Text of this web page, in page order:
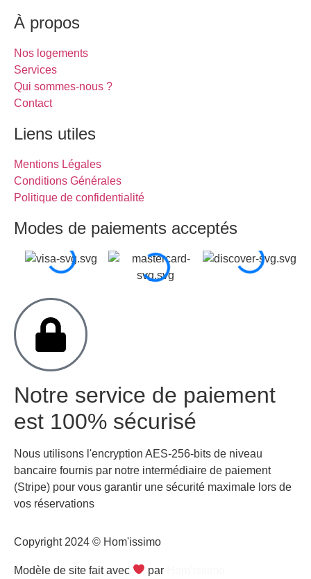
À propos
Nos logements
Services
Qui sommes-nous ?
Contact
Liens utiles
Mentions Légales
Conditions Générales
Politique de confidentialité
Modes de paiements acceptés
Notre service de paiement
est 100% sécurisé
Nous utilisons l'encryption AES-256-bits de niveau
bancaire fournis par notre intermédiaire de paiement
(Stripe) pour vous garantir une sécurité maximale lors de
vos réservations
Copyright 2024 © Hom'issimo
Modèle de site fait avec par